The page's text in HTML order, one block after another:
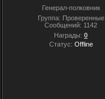
Генерал-полковник
Группа: Проверенные
Сообщений: 1142
Награды: 0
Статус: Offline